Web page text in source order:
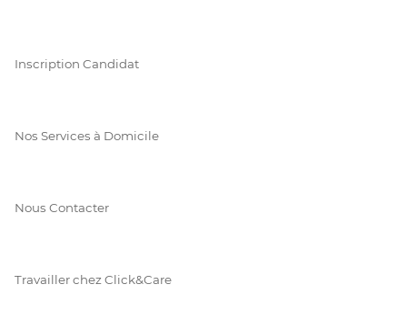
Inscription Candidat
Nos Services à Domicile
Nous Contacter
Travailler chez Click&Care